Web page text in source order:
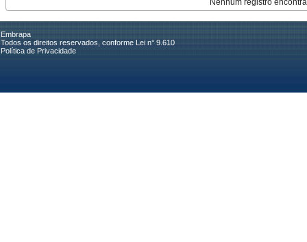
Embrapa
Todos os direitos reservados, conforme Lei n° 9.610
Política de Privacidade